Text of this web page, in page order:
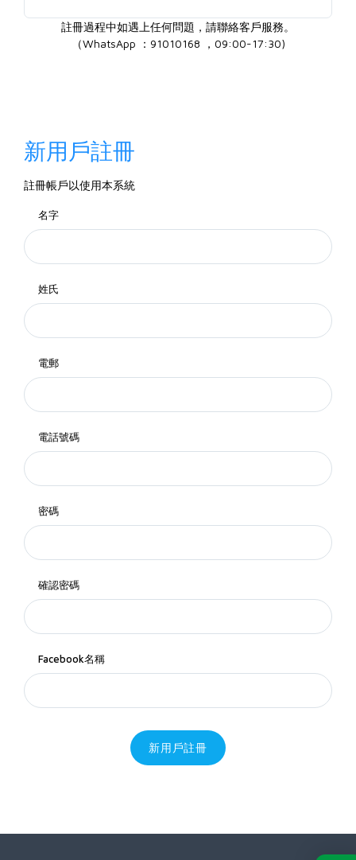
註冊過程中如遇上任何問題，請聯絡客戶服務。
（WhatsApp ：91010168 ，09:00-17:30)
新用戶註冊
註冊帳戶以使用本系統
名字
姓氏
電郵
電話號碼
密碼
確認密碼
Facebook名稱
新用戶註冊